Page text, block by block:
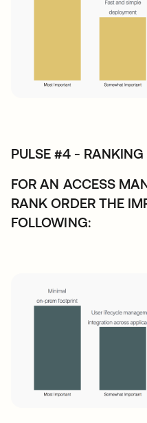
PULSE #4 - RANKING
FOR AN ACCESS
RANK ORDER THE
FOLLOWING: